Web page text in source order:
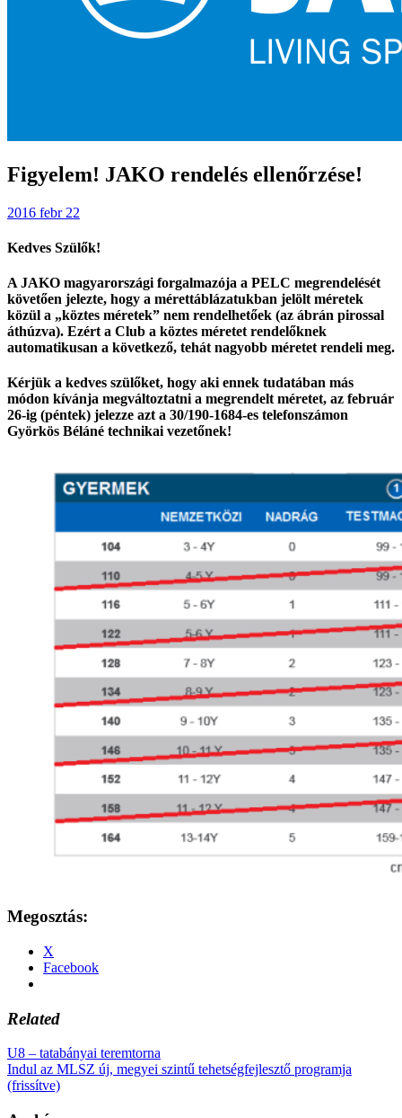
Figyelem! JAKO rendelés ellenőrzése!
2016 febr 22
Kedves Szülők!
A JAKO magyarországi forgalmazója a PELC megrendelését
követően jelezte, hogy a mérettáblázatukban jelölt méretek
közül a „köztes méretek” nem rendelhetőek (az ábrán pirossal
áthúzva). Ezért a Club a köztes méretet rendelőknek
automatikusan a következő, tehát nagyobb méretet rendeli meg.
Kérjük a kedves szülőket, hogy aki ennek tudatában más
módon kívánja megváltoztatni a megrendelt méretet, az február
26-ig (péntek) jelezze azt a 30/190-1684-es telefonszámon
Györkös Béláné technikai vezetőnek!
Megosztás:
X
Facebook
Related
U8 – tatabányai teremtorna
Indul az MLSZ új, megyei szintű tehetségfejlesztő programja
(frissítve)